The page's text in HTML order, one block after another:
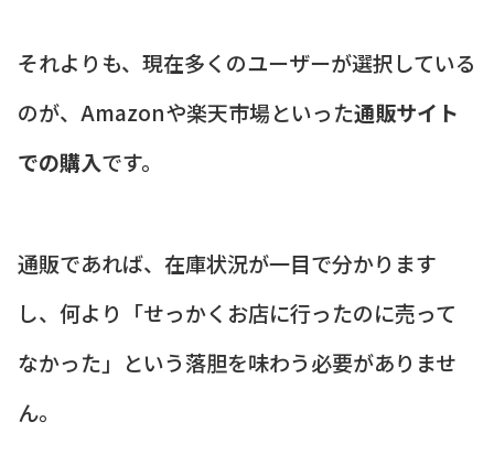
それよりも、現在多くのユーザーが選択している
のが、Amazonや楽天市場といった通販サイト
での購入です。
通販であれば、在庫状況が一目で分かります
し、何より「せっかくお店に行ったのに売って
なかった」という落胆を味わう必要がありませ
ん。